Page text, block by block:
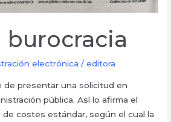
burocracia
electrónica /editora
de presentar una solicitud en
pública. Así lo afirma el
costes estándar, según el cual la